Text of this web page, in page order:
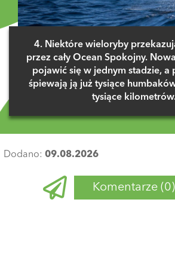
4. Niektóre wieloryby
przez cały Ocean Spokojny.
pojawić się w jednym stadzie, a
śpiewają ją już tysiące
tysiące
Dodano: 09.08.2026
Komentarze (0)